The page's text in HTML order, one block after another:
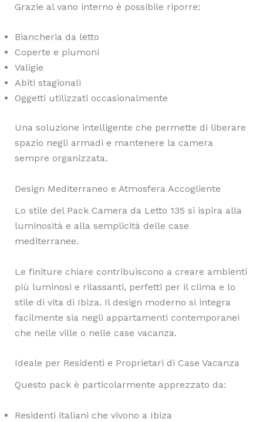
Grazie al vano interno è possibile riporre:
Biancheria da letto
Coperte e piumoni
Valigie
Abiti stagionali
Oggetti utilizzati occasionalmente
Una soluzione intelligente che permette di liberare
spazio negli armadi e mantenere la camera
sempre organizzata.
Design Mediterraneo e Atmosfera Accogliente
Lo stile del Pack Camera da Letto 135 si ispira alla
luminosità e alla semplicità delle case
mediterranee.
Le finiture chiare contribuiscono a creare ambienti
più luminosi e rilassanti, perfetti per il clima e lo
stile di vita di Ibiza. Il design moderno si integra
facilmente sia negli appartamenti contemporanei
che nelle ville o nelle case vacanza.
Ideale per Residenti e Proprietari di Case Vacanza
Questo pack è particolarmente apprezzato da:
Residenti italiani che vivono a Ibiza